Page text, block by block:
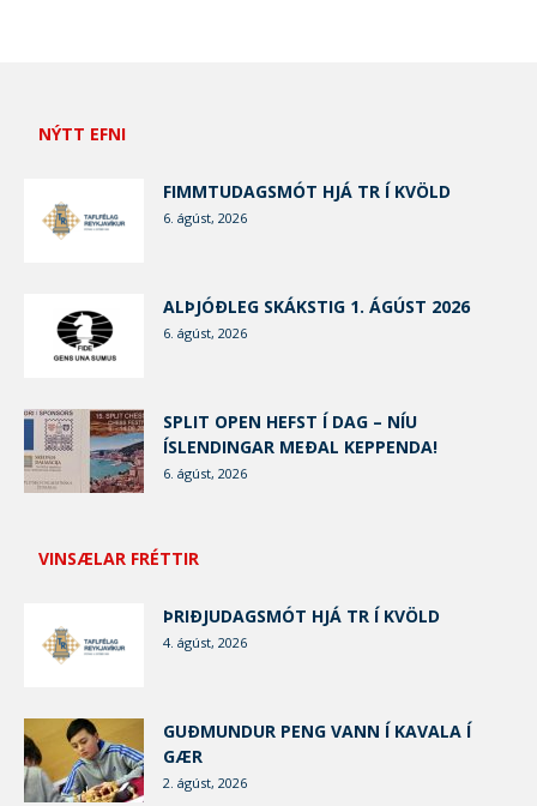
NÝTT EFNI
FIMMTUDAGSMÓT HJÁ TR Í KVÖLD
6. ágúst, 2026
ALÞJÓÐLEG SKÁKSTIG 1. ÁGÚST 2026
6. ágúst, 2026
SPLIT OPEN HEFST Í DAG – NÍU
ÍSLENDINGAR MEÐAL KEPPENDA!
6. ágúst, 2026
VINSÆLAR FRÉTTIR
ÞRIÐJUDAGSMÓT HJÁ TR Í KVÖLD
4. ágúst, 2026
GUÐMUNDUR PENG VANN Í KAVALA Í
GÆR
2. ágúst, 2026